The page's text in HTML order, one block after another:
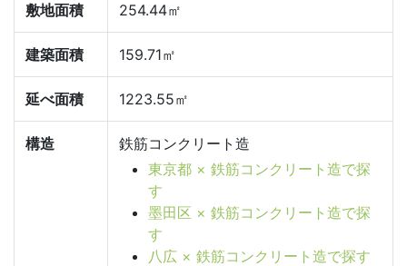
敷地面積 254.44㎡
建築面積 159.71㎡
延べ面積 1223.55㎡
構造
鉄筋コンクリート造
東京都 × 鉄筋コンクリート造で探
す
墨田区 × 鉄筋コンクリート造で探
す
八広 × 鉄筋コンクリート造で探す